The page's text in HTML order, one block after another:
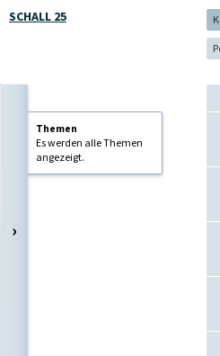
SCHALL 25
›
Themen
Es werden alle Themen
angezeigt.